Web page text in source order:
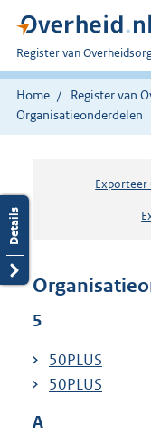
U
bent
nu
hier:
Register van
Home
Register van
Organisatieonderdelen
Exporteer
5
50PLUS
50PLUS
A